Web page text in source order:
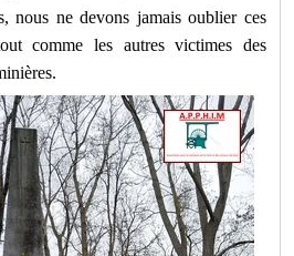
nous ne devons jamais oublier ces
comme les autres victimes des